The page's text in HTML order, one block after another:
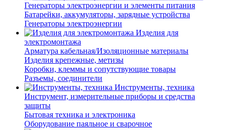
Генераторы электроэнергии и элементы питания
Батарейки, аккумуляторы, зарядные устройства
Генераторы электроэнергии
Изделия для
электромонтажа
Арматура кабельная/Изоляционные материалы
Изделия крепежные, метизы
Коробки, клеммы и сопутствующие товары
Разъемы, соединители
Инструменты, техника
Инструмент, измерительные приборы и средства
защиты
Бытовая техника и электроника
Оборудование паяльное и сварочное